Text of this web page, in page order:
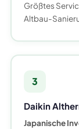
Größtes
Altbau-
3
Daikin
Japanische